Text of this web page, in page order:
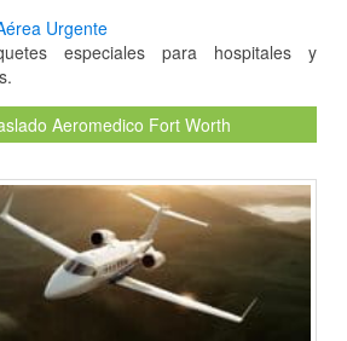
Urgente
especiales para hospitales y
Aeromedico Fort Worth